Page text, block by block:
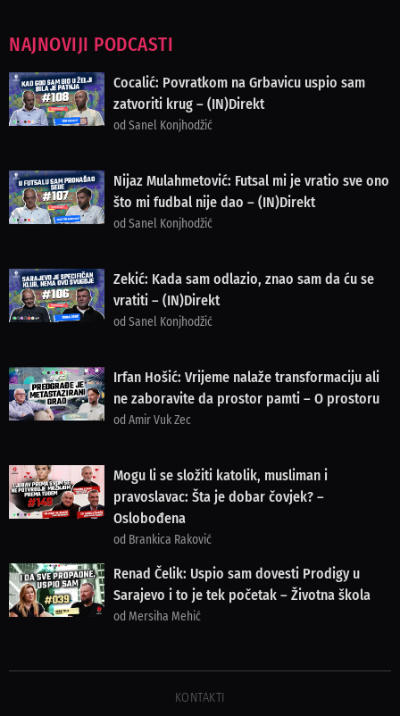
NAJNOVIJI PODCASTI
Cocalić: Povratkom na Grbavicu uspio sam
zatvoriti krug – (IN)Direkt
od Sanel Konjhodžić
Nijaz Mulahmetović: Futsal mi je vratio sve ono
što mi fudbal nije dao – (IN)Direkt
od Sanel Konjhodžić
Zekić: Kada sam odlazio, znao sam da ću se
vratiti – (IN)Direkt
od Sanel Konjhodžić
Irfan Hošić: Vrijeme nalaže transformaciju ali
ne zaboravite da prostor pamti – O prostoru
od Amir Vuk Zec
Mogu li se složiti katolik, musliman i
pravoslavac: Šta je dobar čovjek? –
Oslobođena
od Brankica Raković
Renad Čelik: Uspio sam dovesti Prodigy u
Sarajevo i to je tek početak – Životna škola
od Mersiha Mehić
KONTAKTI